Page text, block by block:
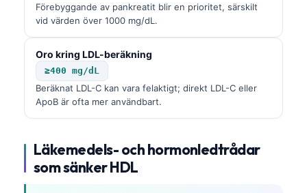
Förebyggande av pankreatit blir en prioritet, särskilt
vid värden över 1000 mg/dL.
Oro kring LDL-beräkning
≥400 mg/dL
Beräknat LDL-C kan vara felaktigt; direkt LDL-C eller
ApoB är ofta mer användbart.
Läkemedels- och hormonledtrådar
som sänker HDL